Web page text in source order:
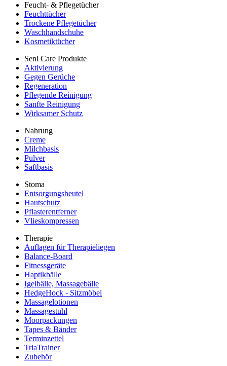
Feucht- & Pflegetücher
Feuchttücher
Trockene Pflegetücher
Waschhandschuhe
Kosmetiktücher
Seni Care Produkte
Aktivierung
Gegen Gerüche
Regeneration
Pflegende Reinigung
Sanfte Reinigung
Wirksamer Schutz
Nahrung
Creme
Milchbasis
Pulver
Saftbasis
Stoma
Entsorgungsbeutel
Hautschutz
Pflasterentferner
Vlieskompressen
Therapie
Auflagen für Therapieliegen
Balance-Board
Fitnessgeräte
Haptikbälle
Igelbälle, Massagebälle
HedgeHock - Sitzmöbel
Massagelotionen
Massagestuhl
Moorpackungen
Tapes & Bänder
Terminzettel
TriaTrainer
Zubehör